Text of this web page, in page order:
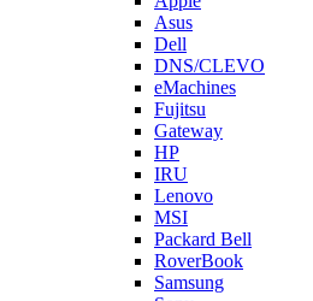
Asus
Dell
DNS/CLEVO
eMachines
Fujitsu
Gateway
HP
IRU
Lenovo
MSI
Packard Bell
RoverBook
Samsung